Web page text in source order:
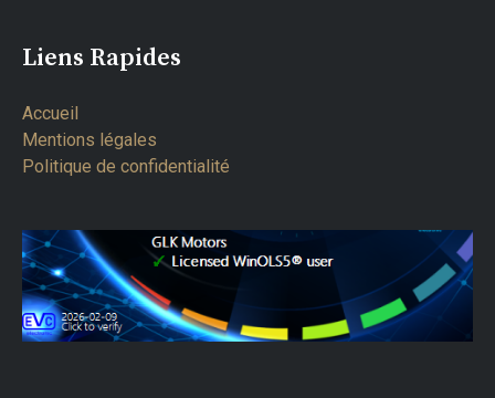
Liens Rapides
Accueil
Mentions légales
Politique de confidentialité